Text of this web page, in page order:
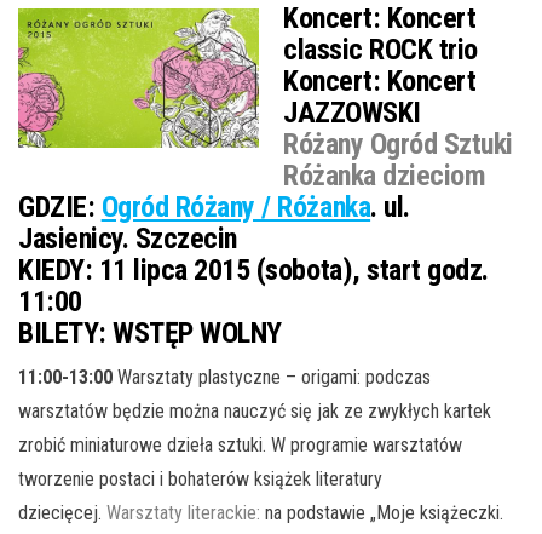
Koncert: Koncert
classic ROCK trio
Koncert: Koncert
JAZZOWSKI
Różany Ogród Sztuki
Różanka dzieciom
GDZIE: Ogród Różany / Różanka. ul.
Jasienicy. Szczecin
KIEDY: 11 lipca 2015 (sobota), start godz.
11:00
BILETY: WSTĘP WOLNY
11:00-13:00 Warsztaty plastyczne – origami: podczas
warsztatów będzie można nauczyć się jak ze zwykłych kartek
zrobić miniaturowe dzieła sztuki. W programie warsztatów
tworzenie postaci i bohaterów książek literatury
dziecięcej. Warsztaty literackie: na podstawie „Moje książeczki.